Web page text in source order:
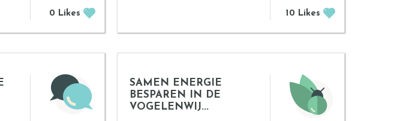
0 Likes 10 Likes
SAMEN ENERGIE
BESPAREN IN DE
VOGELENWIJ...